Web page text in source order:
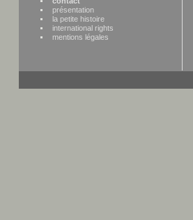
présentation
la petite histoire
international rights
mentions légales